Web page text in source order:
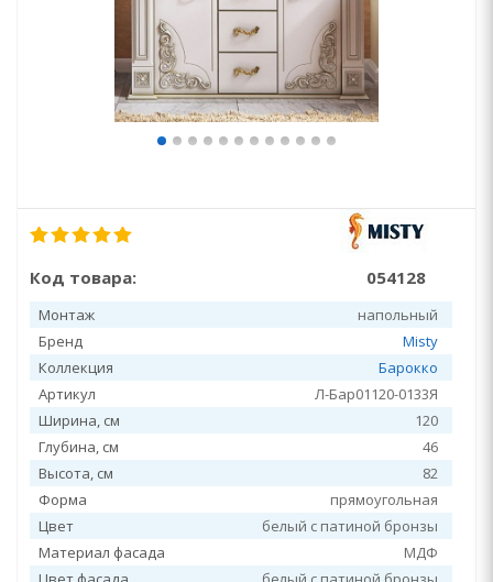
Код товара: 054128
Монтаж
напольный
Бренд
Misty
Коллекция
Барокко
Артикул
Л-Бар01120-0133Я
Ширина, см
120
Глубина, см
46
Высота, см
82
Форма
прямоугольная
Цвет
белый с патиной бронзы
Материал фасада
МДФ